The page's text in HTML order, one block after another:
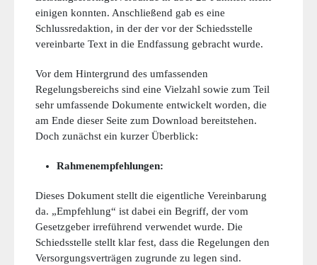
einigen konnten. Anschließend gab es eine
Schlussredaktion, in der der vor der Schiedsstelle
vereinbarte Text in die Endfassung gebracht wurde.
Vor dem Hintergrund des umfassenden
Regelungsbereichs sind eine Vielzahl sowie zum Teil
sehr umfassende Dokumente entwickelt worden, die
am Ende dieser Seite zum Download bereitstehen.
Doch zunächst ein kurzer Überblick:
Rahmenempfehlungen:
Dieses Dokument stellt die eigentliche Vereinbarung
da. „Empfehlung“ ist dabei ein Begriff, der vom
Gesetzgeber irreführend verwendet wurde. Die
Schiedsstelle stellt klar fest, dass die Regelungen den
Versorgungsverträgen zugrunde zu legen sind.